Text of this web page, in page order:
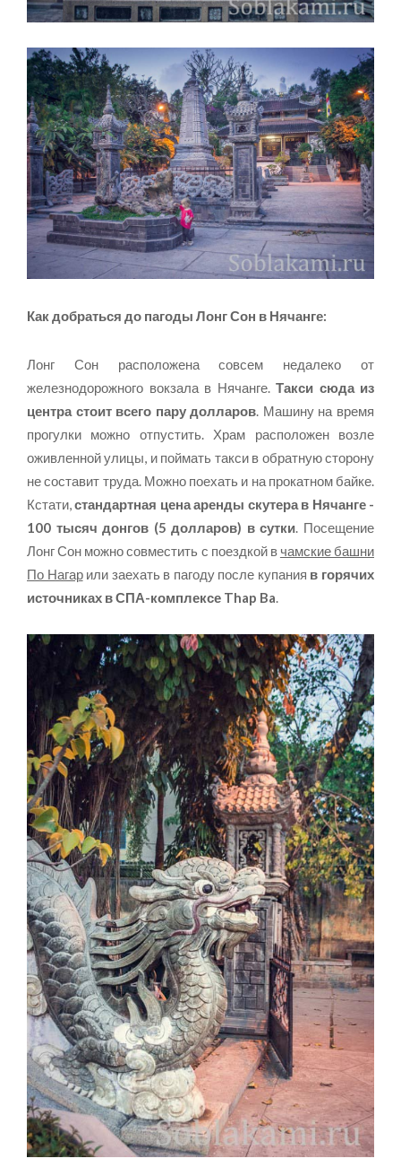
Как добраться до пагоды Лонг Сон в Нячанге:
Лонг Сон расположена совсем недалеко от
железнодорожного вокзала в Нячанге. Такси сюда из
центра стоит всего пару долларов. Машину на время
прогулки можно отпустить. Храм расположен возле
оживленной улицы, и поймать такси в обратную сторону
не составит труда. Можно поехать и на прокатном байке.
Кстати,стандартная цена аренды скутера в Нячанге -
100 тысяч донгов (5 долларов) в сутки. Посещение
Лонг Сон можно совместить с поездкой в чамские башни
По Нагарили заехать в пагоду после купания в горячих
источниках в СПА-комплексе Thap Ba.